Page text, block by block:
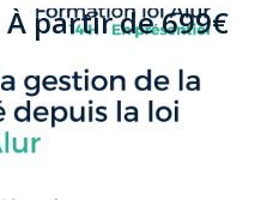
À partir de699€